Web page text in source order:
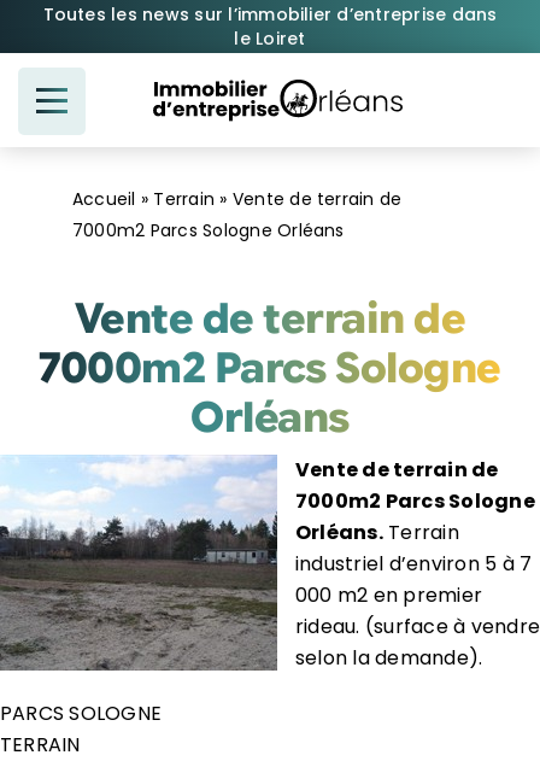
Passer
contenu
Toutes les news sur l’immobilier d’entreprise dans
le Loiret
Accueil » Terrain » Vente de terrain de
7000m2 Parcs Sologne Orléans
Vente de terrain de
7000m2 Parcs Sologne
Orléans
Vente de terrain de
7000m2 Parcs Sologne
Orléans.Terrain
industriel d’environ 5 à 7
000 m2 en premier
rideau. (surface à vendre
selon la demande).
PARCS SOLOGNE
TERRAIN